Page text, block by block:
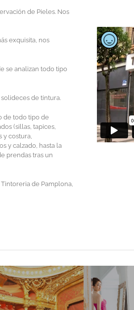
de Pieles. Nos
exquisita, nos
se analizan todo tipo
de tintura.
de todo tipo de
(sillas, tapices,
costura,
y calzado, hasta la
prendas tras un
de Pamplona,